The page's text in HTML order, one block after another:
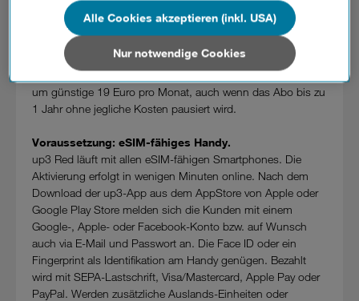
• 100 Minuten/ SMS von Österreich in die EU um nur 19
Euro pro Monat (statt 35 Euro).
Neukunden, die up³ Red bis zum 15. September 2022
aktivieren, nutzen das digitale Abo auch danach weiterhin
um günstige 19 Euro pro Monat, auch wenn das Abo bis zu
1 Jahr ohne jegliche Kosten pausiert wird.
Voraussetzung: eSIM-fähiges Handy.
up3 Red läuft mit allen eSIM-fähigen Smartphones. Die
Aktivierung erfolgt in wenigen Minuten online. Nach dem
Download der up3-App aus dem AppStore von Apple oder
Google Play Store melden sich die Kunden mit einem
Google-, Apple- oder Facebook-Konto bzw. auf Wunsch
auch via E-Mail und Passwort an. Die Face ID oder ein
Fingerprint als Identifikation am Handy genügen. Bezahlt
wird mit SEPA-Lastschrift, Visa/Mastercard, Apple Pay oder
PayPal. Werden zusätzliche Auslands-Einheiten oder
Wenn Sie allen Cookies zustimmen, werden auch Cookies
von Drittanbietern verarbeitet, die Ihre Daten in Ländern
außerhalb der europäischen Union (z.B. in den USA)
verarbeiten. Sie unterliegen keinem EU-konformen
Datenschutzniveau und es stehen keine wirksamen
Rechtsbehelfe zur Verfügung.
Cookies von Unternehmen in Drittstaaten, die ein ähnliches
Datenschutzniveau wie in der Europäischen Union aufweisen
(z.B. Data Privacy Framework), werden wie europäische
Unternehmen behandelt.
Wenn Sie „Nur notwendige Cookies“ wählen, dann sind für
Sie nur jene Cookies im Einsatz, die zur Funktion dieser
Website unerlässlich sind.
Nur notwendige Cookies
Alle Cookies akzeptieren (inkl. USA)